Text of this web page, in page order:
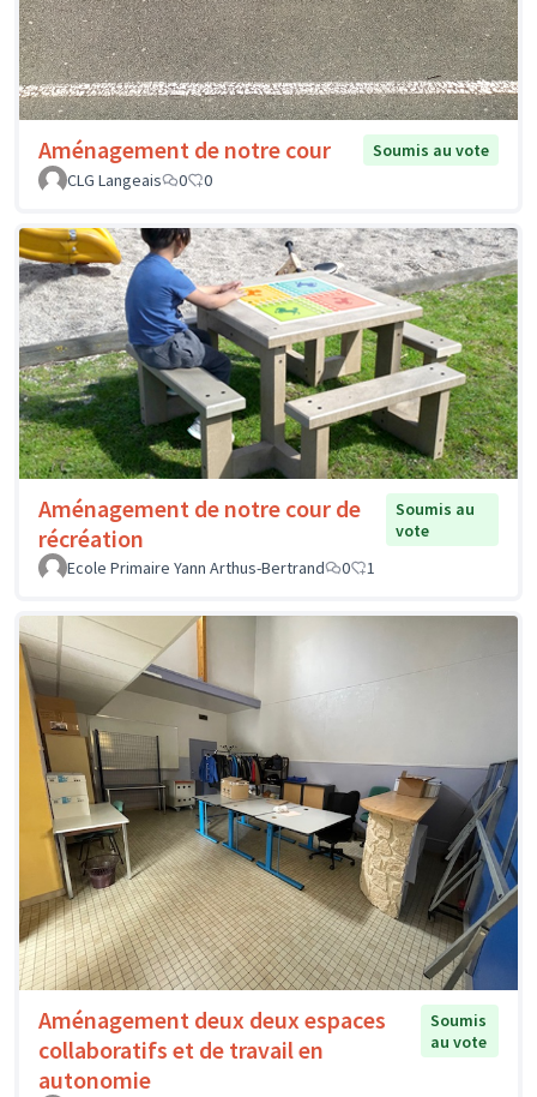
Aménagement de notre cour
Soumis au vote
CLG Langeais
0 0
Aménagement de notre cour de
récréation
Soumis au
vote
Ecole Primaire Yann Arthus-Bertrand
0 1
Aménagement deux deux espaces
collaboratifs et de travail en
autonomie
Soumis
au vote